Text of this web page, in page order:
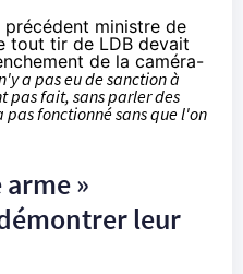
ministre de
tout tir de LDB devait
de la caméra-
a pas eu de sanction à
pas fait, sans parler des
fonctionné sans que l'on
arme »
leur